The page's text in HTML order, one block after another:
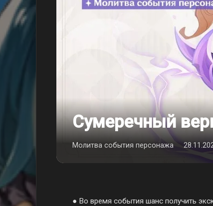
Сумеречный
Молитва события персонажа
● Во время события шанс получить